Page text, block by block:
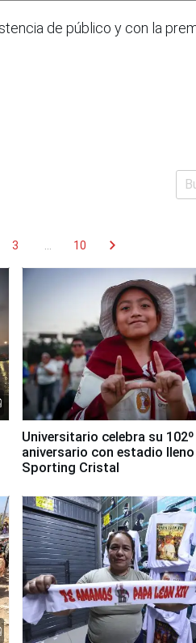
de público y con la
3 10 chevron_right
Universitario celebra su 102º
aniversario con estadio
Sporting Cristal